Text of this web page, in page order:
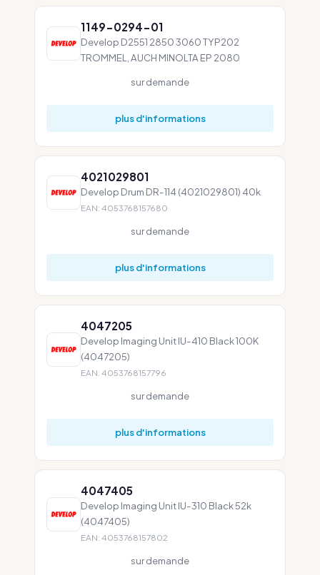
1149-0294-01
Develop D2551 2850 3060 TYP202
TROMMEL, AUCH MINOLTA EP 2080
sur demande
plus d'informations
4021029801
Develop Drum DR-114 (4021029801) 40k
EAN: 4053768157680
sur demande
plus d'informations
4047205
Develop Imaging Unit IU-410 Black 100K
(4047205)
EAN: 4053768157796
sur demande
plus d'informations
4047405
Develop Imaging Unit IU-310 Black 52k
(4047405)
EAN: 4053768157802
sur demande